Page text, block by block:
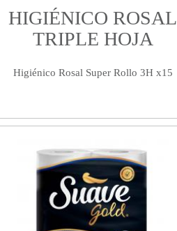
HIGIÉNICO ROSAL
TRIPLE HOJA
Higiénico Rosal Super Rollo 3H x15